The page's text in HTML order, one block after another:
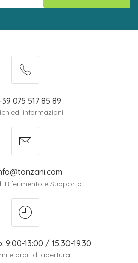
075 517 85 89
informazioni
Riferimento e Supporto
9:00-13:00 / 15.30-19.30
e orari di apertura